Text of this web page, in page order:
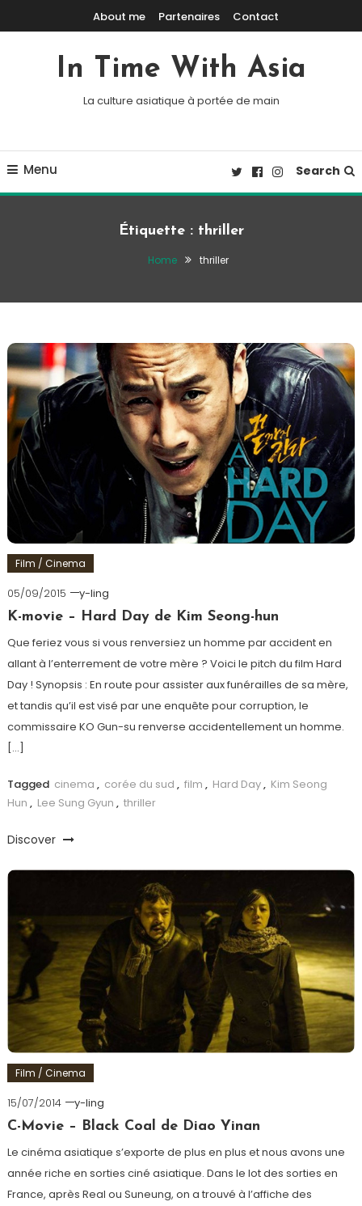
Skip To ContentAbout me Partenaires Contact
In Time With Asia
La culture asiatique à portée de main
Menu Search
Étiquette : thriller
Home thriller
Film / Cinema
05/09/2015
y-ling
K-movie – Hard Day de Kim Seong-hun
Que feriez vous si vous renversiez un homme par accident en
allant à l’enterrement de votre mère ? Voici le pitch du film Hard
Day ! Synopsis : En route pour assister aux funérailles de sa mère,
et tandis qu’il est visé par une enquête pour corruption, le
commissaire KO Gun-su renverse accidentellement un homme.
[…]
Tagged cinema , corée du sud , film , Hard Day, Kim Seong
Hun , Lee Sung Gyun , thriller
Discover
Film / Cinema
15/07/2014
y-ling
C-Movie – Black Coal de Diao Yinan
Le cinéma asiatique s’exporte de plus en plus et nous avons une
année riche en sorties ciné asiatique. Dans le lot des sorties en
France, après Real ou Suneung, on a trouvé à l’affiche des